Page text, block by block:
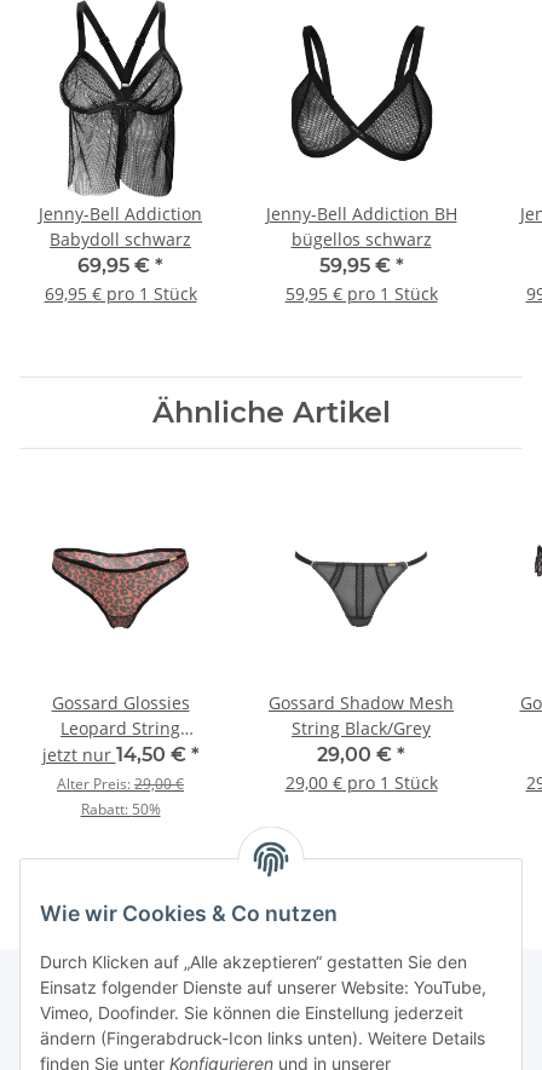
Wie wir Cookies & Co nutzen
Durch Klicken auf „Alle akzeptieren“ gestatten Sie den
Einsatz folgender Dienste auf unserer Website: YouTube,
Vimeo, Doofinder. Sie können die Einstellung jederzeit
ändern (Fingerabdruck-Icon links unten). Weitere Details
finden Sie unter Konfigurieren und in unserer
Jenny-Bell Addiction
Babydoll schwarz
69,95 € *
69,95 € pro 1 Stück
Jenny-Bell Addiction BH
bügellos schwarz
59,95 € *
59,95 € pro 1 Stück
Ähnliche Artikel
Gossard Glossies
Leopard String
Black/Red
jetzt nur 14,50 € *
Alter Preis:29,00 €
Rabatt: 50%
Gossard Shadow Mesh
String Black/Grey
29,00 € *
29,00 € pro 1 Stück
Informationen